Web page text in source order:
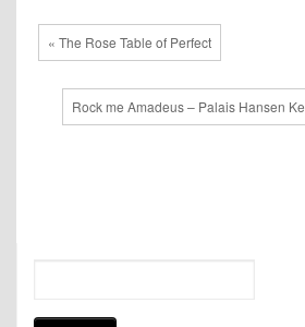
« The Rose Table of Perfect
Rock me Amadeus – Palais Hansen